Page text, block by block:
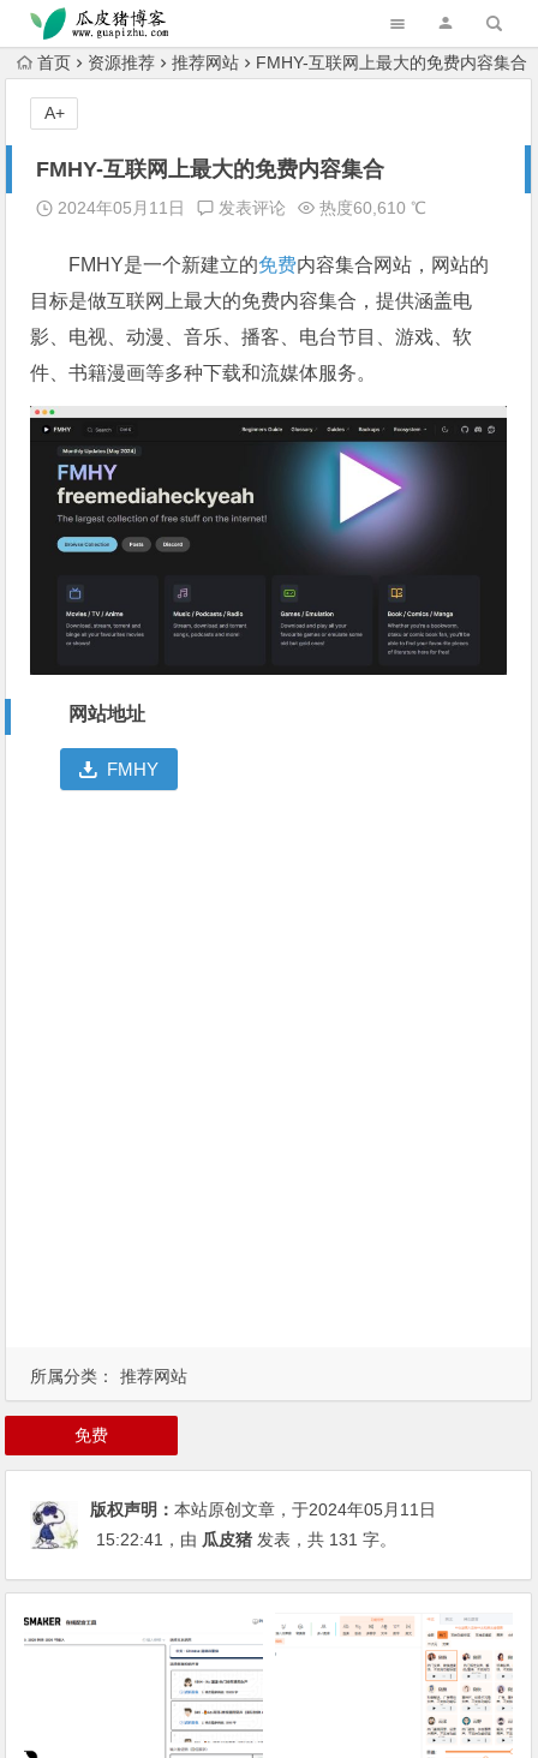
跳转到主内容
首页 资源推荐 推荐网站 FMHY-互联网上最大的免费内容集合
FMHY-互联网上最大的免费内容集合
2024年05月11日 发表评论 热度60,610 ℃
FMHY是一个新建立的免费内容集合网站，网站的
目标是做互联网上最大的免费内容集合，提供涵盖电
影、电视、动漫、音乐、播客、电台节目、游戏、软
件、书籍漫画等多种下载和流媒体服务。
网站地址
FMHY
A+
所属分类： 推荐网站
免费
版权声明：本站原创文章，于2024年05月11日
15:22:41 ，由 瓜皮猪 发表，共 131 字。